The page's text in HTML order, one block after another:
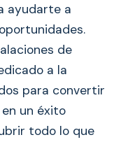
ayudarte a
de
a la
para convertir
un éxito
todo lo que